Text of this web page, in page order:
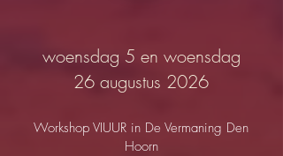
woensdag 5 en woensdag
26 augustus 2026
Workshop VIUUR in De Vermaning Den
Hoorn